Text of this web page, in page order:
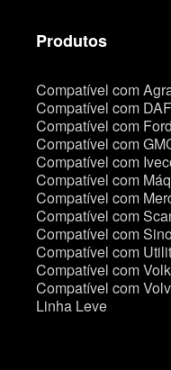
Produtos
Compatível com
Compatível com DAF
Compatível com Ford
Compatível com
Compatível com
Compatível com
Compatível com
Compatível com
Compatível com
Compatível com
Compatível com
Compatível com
Linha Leve